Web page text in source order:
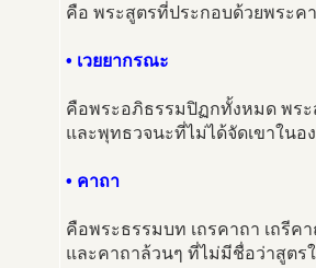
คือ พระสูตรที่ประกอบด้วยพระค
• เวยยากรณะ
คือพระอภิธรรมปิฏกทั้งหมด พร
และพุทธวจนะที่ไม่ได้จัดเขาใน
• คาถา
คือพระธรรมบท เถรคาถา เถรีค
และคาถาล้วนๆ ที่ไม่มีชื่อว่าสูตร